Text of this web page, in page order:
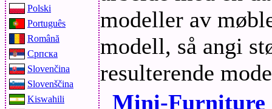
Polski
Português
Română
Српска
Slovenčina
Slovenščina
Kiswahili
modeller av
modell, så angi
resulterende
Mini-Furniture